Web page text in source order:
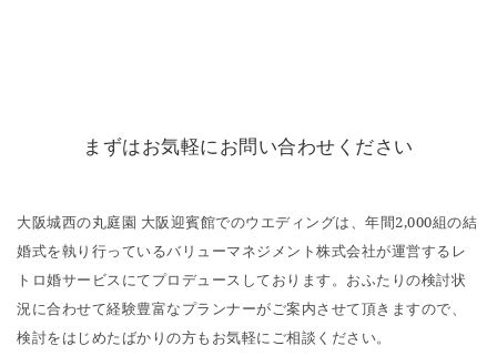
まずはお気軽にお問い合わせください
大阪城西の丸庭園 大阪迎賓館でのウエディングは、年間2,000組の結
婚式を執り行っているバリューマネジメント株式会社が運営するレ
トロ婚サービスにてプロデュースしております。おふたりの検討状
況に合わせて経験豊富なプランナーがご案内させて頂きますので、
検討をはじめたばかりの方もお気軽にご相談ください。